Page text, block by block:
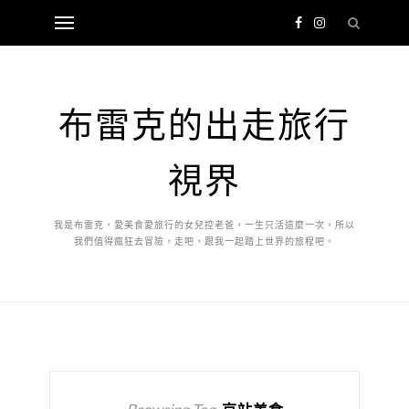
布雷克的出走旅行
視界
我是布雷克，愛美食愛旅行的女兒控老爸，一生只活這麼一次，所以
我們值得瘋狂去冒險，走吧，跟我一起踏上世界的旅程吧。